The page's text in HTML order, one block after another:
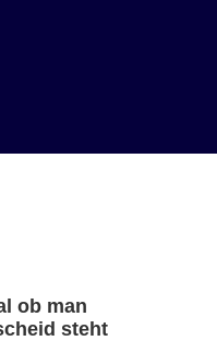
ob man
steht